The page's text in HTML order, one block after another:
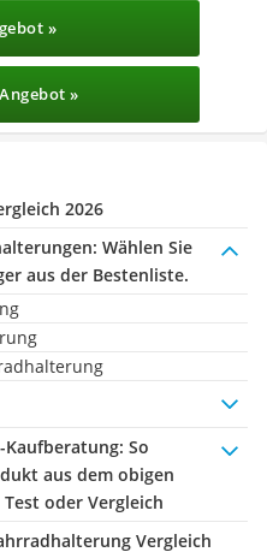
»
»
2026
Wählen Sie
aus der Bestenliste.
Kaufberatung: So
aus dem obigen
oder Vergleich
Vergleich